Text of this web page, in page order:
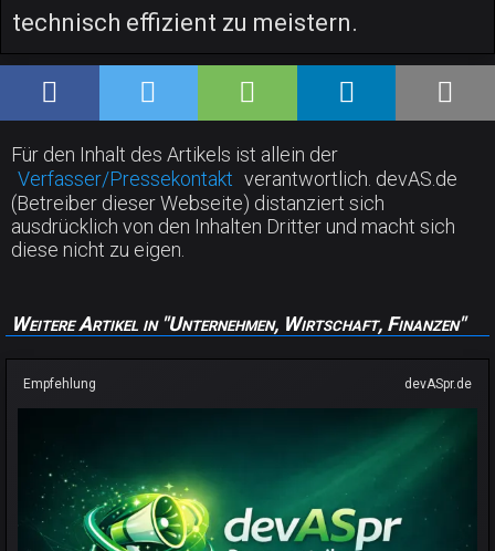
technisch effizient zu meistern.
Für den Inhalt des Artikels ist allein der
Verfasser/Pressekontakt verantwortlich. devAS.de
(Betreiber dieser Webseite) distanziert sich
ausdrücklich von den Inhalten Dritter und macht sich
diese nicht zu eigen.
Weitere Artikel in "Unternehmen, Wirtschaft, Finanzen"
Empfehlung devASpr.de